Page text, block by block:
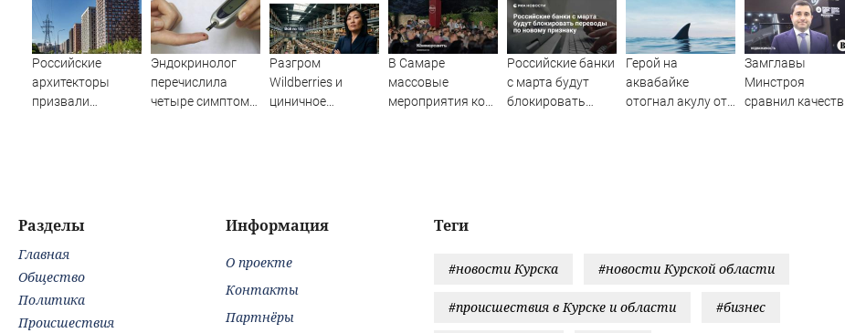
Российские
архитекторы
призвали
Эндокринолог
перечислила
четыре симптома
Разгром
Wildberries и
циничное
В Самаре
массовые
мероприятия ко
Российские банки
с марта будут
блокировать
Герой на
аквабайке
отогнал акулу от
Замглавы
Минстроя
сравнил качество
Теги
#новости Курска #новости Курской области
#происшествия в Курске и области #бизнес
Разделы
Главная
Общество
Политика
Происшествия
Информация
О проекте
Контакты
Партнёры